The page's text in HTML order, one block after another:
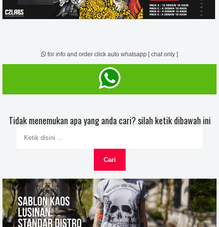
for info and order click auto whatsapp [ chat only ]
Tidak menemukan apa yang anda cari? silah ketik dibawah ini